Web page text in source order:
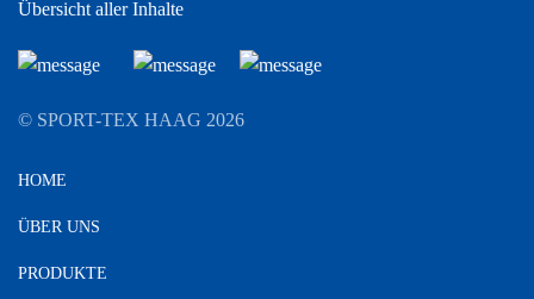
Übersicht aller Inhalte
© SPORT-TEX HAAG 2026
HOME
ÜBER UNS
PRODUKTE